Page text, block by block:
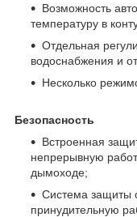
Возможность
температуру в
Отдельная
водоснабжения и
Несколько
Безопасность
Встроенная
непрерывную
дымоходе;
Система защиты
принудительную